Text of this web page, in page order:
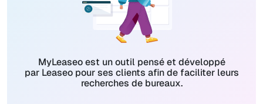
MyLeaseo est un outil pensé et développé
par Leaseo pour ses clients afin de faciliter leurs
recherches de bureaux.